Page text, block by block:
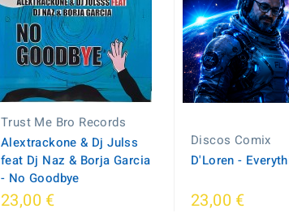
Trust Me Bro Records
Alextrackone & Dj Julss
feat Dj Naz & Borja Garcia
- No Goodbye
23,00 €
Discos Comix
D'Loren -
23,00 €